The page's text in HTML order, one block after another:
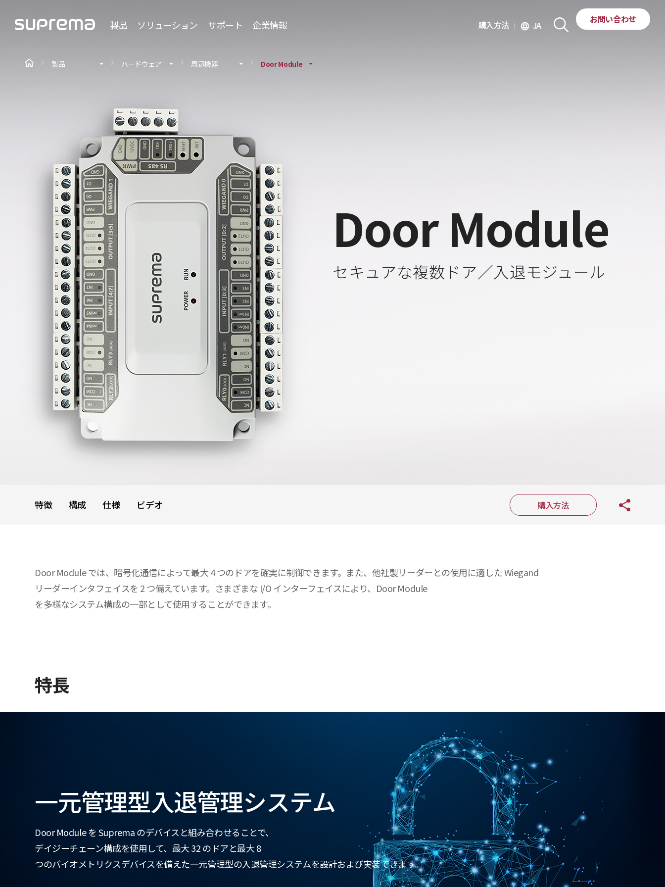
製品 ソリューション サポート 企業情報 購入方法 language JA
お問い合わせ
Door Module
セキュアな複数ドア／入退モジュール
製品 ハードウェア 周辺機器 Door Module
特徴 構成 仕様 ビデオ 購入方法
Door Module では、暗号化通信によって最大 4 つのドアを確実に制御できます。また、他社製リーダーとの使用に適した Wiegand
リーダーインタフェイスを 2 つ備えています。さまざまな I/O インターフェイスにより、Door Module
を多様なシステム構成の一部として使用することができます。
特長
一元管理型入退管理システム
Door Module を Suprema のデバイスと組み合わせることで、
デイジーチェーン構成を使用して、最大 32 のドアと最大 8
つのバイオメトリクスデバイスを備えた一元管理型の入退管理システムを設計および実装できます。